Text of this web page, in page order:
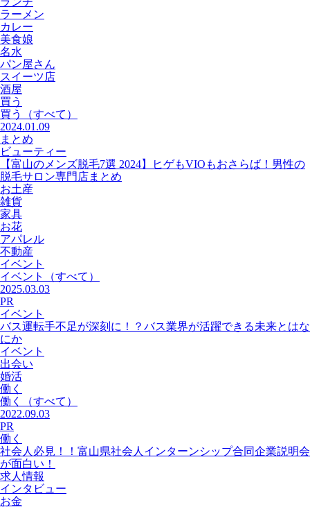
ラーメン
カレー
美食娘
名水
パン屋さん
スイーツ店
酒屋
買う
買う
（すべて）
2024.01.09
まとめ
ビューティー
【富山のメンズ脱毛7選 2024】ヒゲもVIOもおさらば！男性の
脱毛サロン専門店まとめ
お土産
雑貨
家具
お花
アパレル
不動産
イベント
イベント
（すべて）
2025.03.03
PR
イベント
バス運転手不足が深刻に！？バス業界が活躍できる未来とはな
にか
イベント
出会い
婚活
働く
働く
（すべて）
2022.09.03
PR
働く
社会人必見！！富山県社会人インターンシップ合同企業説明会
が面白い！
求人情報
インタビュー
お金